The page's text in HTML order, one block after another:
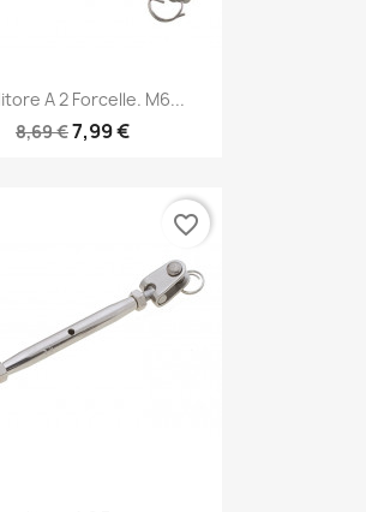
Anteprima
A 2 Forcelle. M6...
8,69 €7,99 €
favorite_border